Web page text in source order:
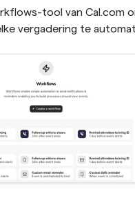
tool van Cal.com
vergadering te